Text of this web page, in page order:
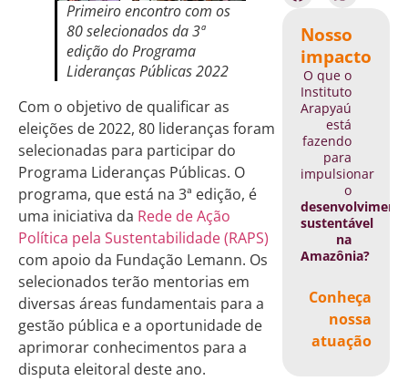
Nosso
impacto
O que o
Instituto
Arapyaú
está
fazendo
para
impulsionar
o
sustentável
na
Amazônia?
Conheça
nossa
atuação
Primeiro encontro com os
80 selecionados da 3ª
edição do Programa
Lideranças Públicas 2022
Com o objetivo de qualificar as
eleições de 2022, 80 lideranças foram
selecionadas para participar do
Programa Lideranças Públicas. O
programa, que está na 3ª edição, é
uma iniciativa da Rede de Ação
Política pela Sustentabilidade (RAPS)
com apoio da Fundação Lemann. Os
selecionados terão mentorias em
diversas áreas fundamentais para a
gestão pública e a oportunidade de
aprimorar conhecimentos para a
disputa eleitoral deste ano.